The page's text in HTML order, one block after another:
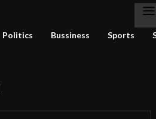
Politics Bussiness Sports